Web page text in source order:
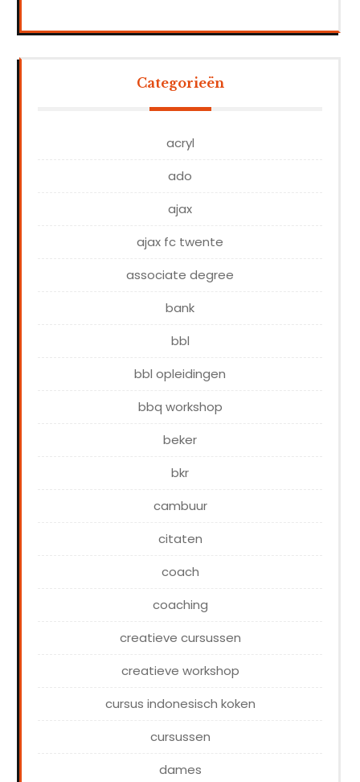
Categorieën
acryl
ado
ajax
ajax fc twente
associate degree
bank
bbl
bbl opleidingen
bbq workshop
beker
bkr
cambuur
citaten
coach
coaching
creatieve cursussen
creatieve workshop
cursus indonesisch koken
cursussen
dames